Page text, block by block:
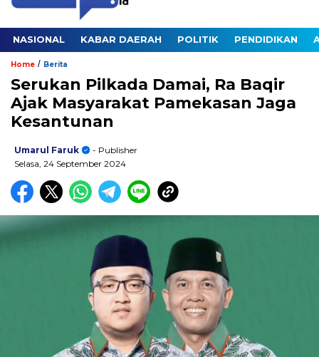
NASIONAL KABAR DAERAH POLITIK PENDIDIKAN
Home / Berita
Serukan Pilkada Damai, Ra Baqir
Ajak Masyarakat Pamekasan Jaga
Kesantunan
Umarul Faruk
- Publisher
Selasa, 24 September 2024